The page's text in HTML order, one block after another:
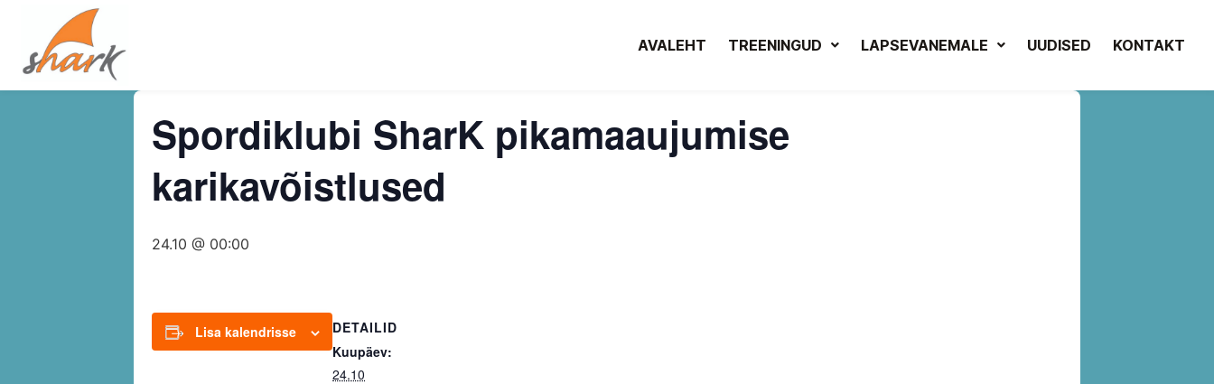
AVALEHT TREENINGUD LAPSEVANEMALE UUDISED KONTAKT
Spordiklubi SharK pikamaaujumise
karikavõistlused
24.10 @ 00:00
Lisa kalendrisse
DETAILID
Kuupäev:
24.10